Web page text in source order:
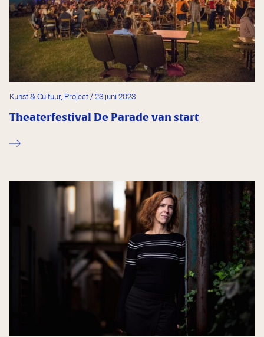
Kunst & Cultuur, Project / 23 juni 2023
Theaterfestival De Parade van start